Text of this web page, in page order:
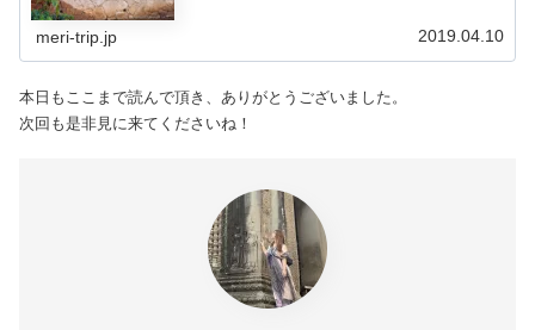
meri-trip.jp 2019.04.10
本日もここまで読んで頂き、ありがとうございました。
次回も是非見に来てくださいね！